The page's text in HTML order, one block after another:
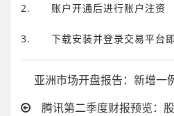
2. 账户开通后进行账户注资
3. 下载安装并登录交易平台
腾讯第二季度财报预览：